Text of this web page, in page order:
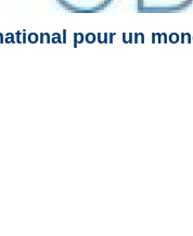
pour un